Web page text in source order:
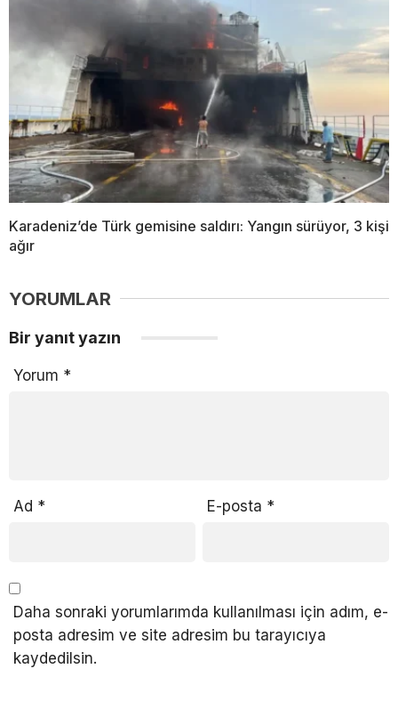
Karadeniz’de Türk gemisine saldırı: Yangın sürüyor, 3 kişi
ağır
YORUMLAR
Bir yanıt yazın
Yorum *
Ad * E-posta *
Daha sonraki yorumlarımda kullanılması için adım, e-
posta adresim ve site adresim bu tarayıcıya
kaydedilsin.